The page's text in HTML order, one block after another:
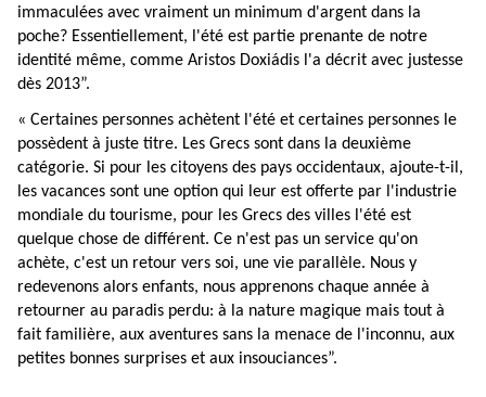
immaculées avec vraiment un minimum d'argent dans la
poche? Essentiellement, l'été est partie prenante de notre
identité même, comme Aristos Doxiádis l'a décrit avec justesse
dès 2013”.
« Certaines personnes achètent l'été et certaines personnes le
possèdent à juste titre. Les Grecs sont dans la deuxième
catégorie. Si pour les citoyens des pays occidentaux, ajoute-t-il,
les vacances sont une option qui leur est offerte par l'industrie
mondiale du tourisme, pour les Grecs des villes l'été est
quelque chose de différent. Ce n'est pas un service qu'on
achète, c'est un retour vers soi, une vie parallèle. Nous y
redevenons alors enfants, nous apprenons chaque année à
retourner au paradis perdu: à la nature magique mais tout à
fait familière, aux aventures sans la menace de l'inconnu, aux
petites bonnes surprises et aux insouciances”.